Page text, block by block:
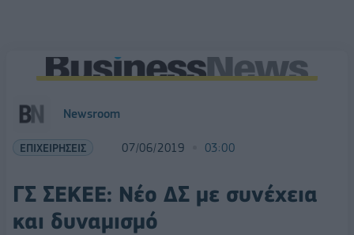
Newsroom
ΕΠΙΧΕΙΡΗΣΕΙΣ 07/06/2019 03:00
ΓΣ ΣΕΚΕΕ: Νέο ΔΣ με συνέχεια
και δυναμισμό